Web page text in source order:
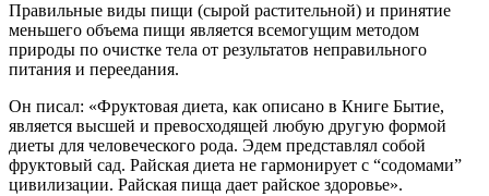
Правильные виды пищи (сырой растительной) и принятие
меньшего объема пищи является всемогущим методом
природы по очистке тела от результатов неправильного
питания и переедания.
Он писал: «Фруктовая диета, как описано в Книге Бытие,
является высшей и превосходящей любую другую формой
диеты для человеческого рода. Эдем представлял собой
фруктовый сад. Райская диета не гармонирует с “содомами”
цивилизации. Райская пища дает райское здоровье».